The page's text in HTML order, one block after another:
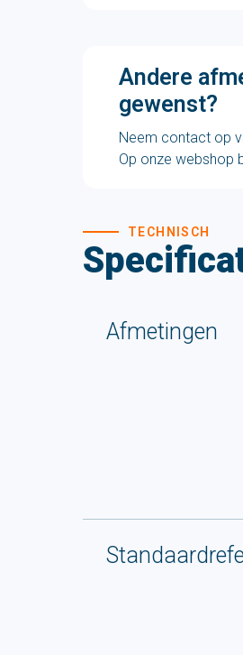
Andere
gewenst?
Neem contact op
Op onze webshop
TECHNISCH
Afmetingen